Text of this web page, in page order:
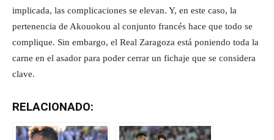
implicada, las complicaciones se elevan. Y, en este caso, la
pertenencia de Akouokou al conjunto francés hace que todo se
complique. Sin embargo, el Real Zaragoza está poniendo toda la
carne en el asador para poder cerrar un fichaje que se considera
clave.
RELACIONADO: